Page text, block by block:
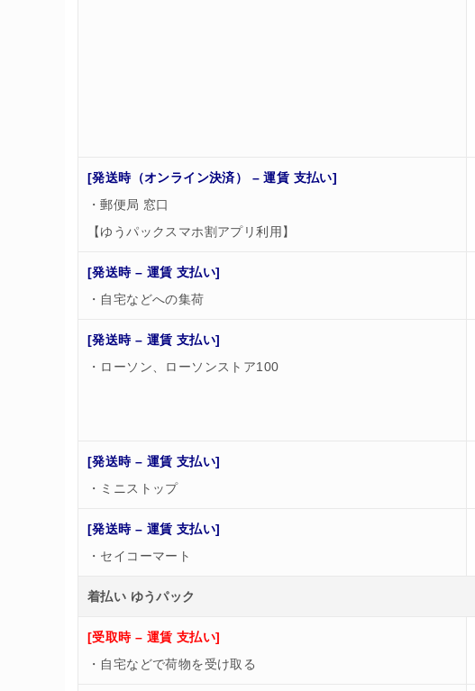
[発送時（オンライン決済） – 運賃 支払い]
・郵便局 窓口
【ゆうパックスマホ割アプリ利用】
[発送時 – 運賃 支払い]
・自宅などへの集荷
[発送時 – 運賃 支払い]
・ローソン、ローソンストア100
[発送時 – 運賃 支払い]
・ミニストップ
[発送時 – 運賃 支払い]
・セイコーマート
着払い ゆうパック
[受取時 – 運賃 支払い]
・自宅などで荷物を受け取る